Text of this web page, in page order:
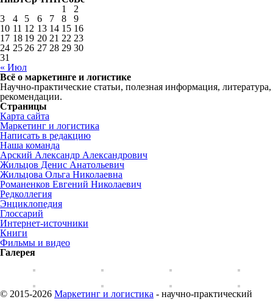
1
2
3
4 5 6 7 8
9
10 11 12 13 14 15 16
17 18 19 20 21 22 23
24 25 26 27 28 29 30
31
« Июл
Всё о маркетинге и логистике
Научно-практические статьи, полезная информация, литература,
рекомендации.
Страницы
Карта сайта
Маркетинг и логистика
Написать в редакцию
Наша команда
Арский Александр Александрович
Жильцов Денис Анатольевич
Жильцова Ольга Николаевна
Романенков Евгений Николаевич
Редколлегия
Энциклопедия
Глоссарий
Интернет-источники
Книги
Фильмы и видео
Галерея
© 2015-2026 Маркетинг и логистика - научно-практический